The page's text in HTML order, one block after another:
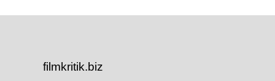
filmkritik.biz